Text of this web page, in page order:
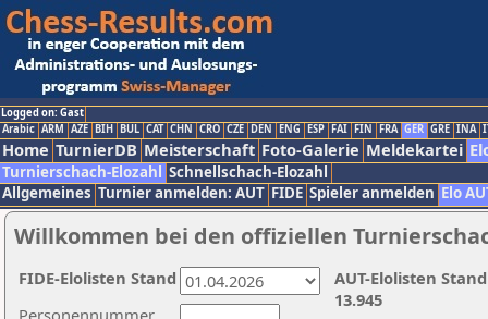
Logged on: Gast
Arabic ARM AZE BIH BUL CAT CHN CRO CZE DEN ENG ESP FAI FIN FRA GER GRE INA
Home TurnierDB Meisterschaft Foto-Galerie Meldekartei
Turnierschach-Elozahl Schnellschach-Elozahl
Allgemeines Turnier anmelden: AUT FIDE Spieler anmelden Elo
Willkommen bei den offiziellen
Personennummer
AUT-Elolisten
13.945
FIDE-Elolisten Stand